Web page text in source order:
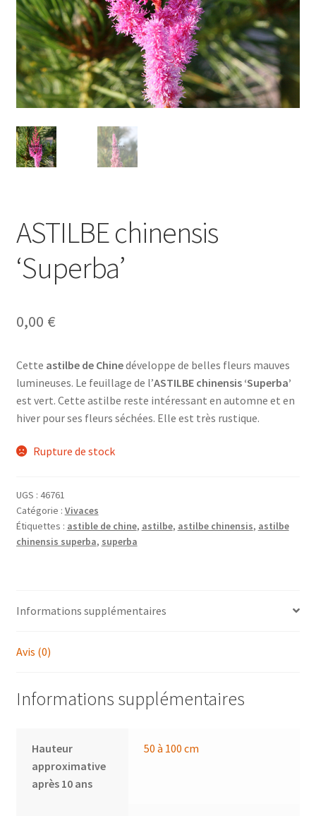
ASTILBE chinensis
‘Superba’
0,00 €
Cette astilbe de Chinedéveloppe de belles fleurs mauves
lumineuses. Le feuillage de l’ASTILBE chinensis ‘Superba’
est vert. Cette astilbe reste intéressant en automne et en
hiver pour ses fleurs séchées. Elle est très rustique.
Rupture de stock
UGS : 46761
Catégorie : Vivaces
Étiquettes : astible de chine, astilbe, astilbe chinensis, astilbe
chinensis superba, superba
Informations supplémentaires
Avis (0)
Informations supplémentaires
Hauteur
approximative
après 10 ans
50 à 100 cm